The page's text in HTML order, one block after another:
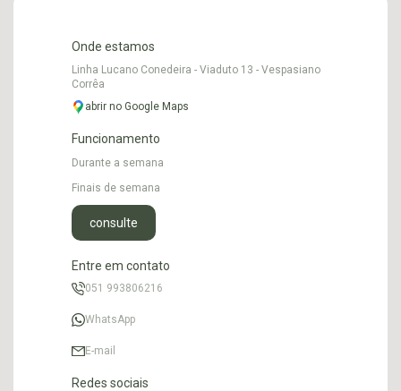
Onde estamos
Linha Lucano Conedeira - Viaduto 13 - Vespasiano
Corrêa
abrir no Google Maps
Funcionamento
Durante a semana
Finais de semana
consulte
Entre em contato
051 993806216
WhatsApp
E-mail
Redes sociais